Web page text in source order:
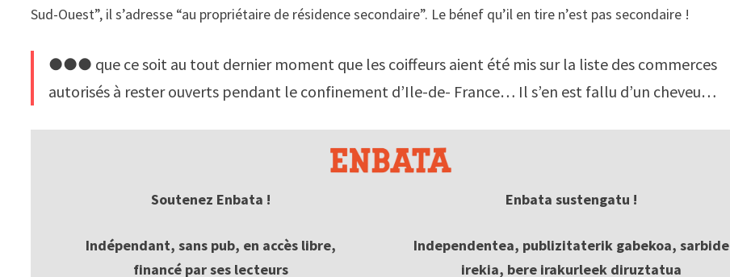
Sud-Ouest”, il s’adresse “au propriétaire de résidence secondaire”. Le bénef qu’il en tire n’est pas secondaire !
●●● que ce soit au tout dernier moment que les coiffeurs aient été mis sur la liste des commerces
autorisés à rester ouverts pendant le confinement d’Ile-de- France… Il s’en est fallu d’un cheveu…
Soutenez Enbata !
Indépendant, sans pub, en accès libre,
financé par ses lecteurs
Enbata sustengatu !
Independentea, publizitaterik gabekoa, sarbide
irekia, bere irakurleek diruztatua